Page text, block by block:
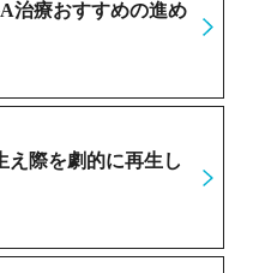
治療おすすめの進め
え際を劇的に再生し